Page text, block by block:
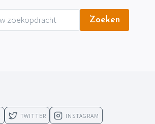
Zoeken
TWITTER INSTAGRAM